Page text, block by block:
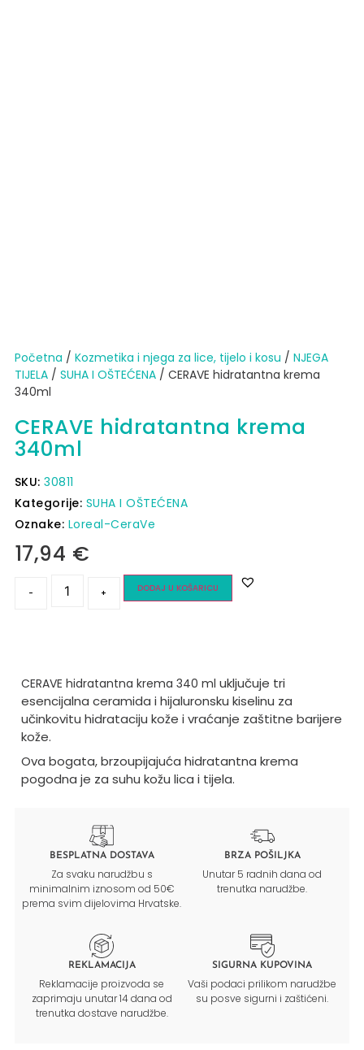
Početna / Kozmetika i njega za lice, tijelo i kosu / NJEGA
TIJELA/ SUHA I OŠTEĆENA/ CERAVE hidratantna krema
340ml
CERAVE hidratantna krema
340ml
SKU:30811
Kategorije: SUHA I OŠTEĆENA
Oznake: Loreal-CeraVe
17,94 €
- + DODAJ U KOŠARICU
CERAVE hidratantna krema 340 ml uključuje tri
esencijalna ceramida i hijaluronsku kiselinu za
učinkovitu hidrataciju kože i vraćanje zaštitne barijere
kože.
Ova bogata, brzoupijajuća hidratantna krema
pogodna je za suhu kožu lica i tijela.
BESPLATNA DOSTAVA
Za svaku narudžbu s
minimalnim iznosom od 50€
prema svim dijelovima Hrvatske.
BRZA POŠILJKA
Unutar 5 radnih dana od
trenutka narudžbe.
REKLAMACIJA
Reklamacije proizvoda se
zaprimaju unutar 14 dana od
trenutka dostave narudžbe.
SIGURNA KUPOVINA
Vaši podaci prilikom narudžbe
su posve sigurni i zaštićeni.